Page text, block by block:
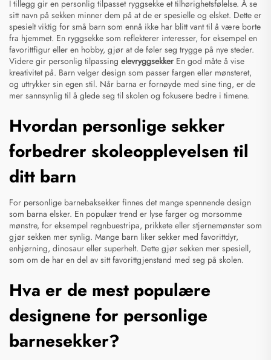
I tillegg gir en personlig tilpasset ryggsekke et tilhørighetsfølelse. Å se
sitt navn på sekken minner dem på at de er spesielle og elsket. Dette er
spesielt viktig for små barn som ennå ikke har blitt vant til å være borte
fra hjemmet. En ryggsekke som reflekterer interesser, for eksempel en
favorittfigur eller en hobby, gjør at de føler seg trygge på nye steder.
Videre gir personlig tilpassing elevryggsekker En god måte å vise
kreativitet på. Barn velger design som passer fargen eller mønsteret,
og uttrykker sin egen stil. Når barna er fornøyde med sine ting, er de
mer sannsynlig til å glede seg til skolen og fokusere bedre i timene.
Hvordan personlige sekker
forbedrer skoleopplevelsen til
ditt barn
For personlige barnebaksekker finnes det mange spennende design
som barna elsker. En populær trend er lyse farger og morsomme
mønstre, for eksempel regnbuestripa, prikkete eller stjernemønster som
gjør sekken mer synlig. Mange barn liker sekker med favorittdyr,
enhjørning, dinosaur eller superhelt. Dette gjør sekken mer spesiell,
som om de har en del av sitt favorittgjenstand med seg på skolen.
Hva er de mest populære
designene for personlige
barnesekker?